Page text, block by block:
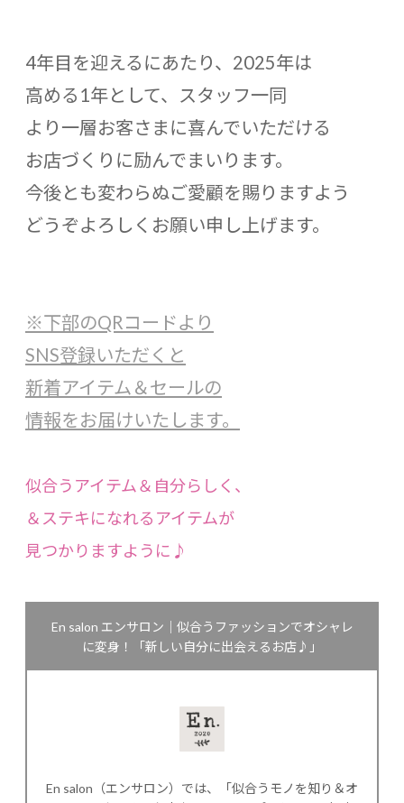
4年目を迎えるにあたり、2025年は
高める1年として、スタッフ一同
より一層お客さまに喜んでいただける
お店づくりに励んでまいります。
今後とも変わらぬご愛顧を賜りますよう
どうぞよろしくお願い申し上げます。
※下部のQRコードより
SNS登録いただくと
新着アイテム＆セールの
情報をお届けいたします。
似合うアイテム＆自分らしく、
＆ステキになれるアイテムが
見つかりますように♪
En salon エンサロン｜似合うファッションでオシャレ
に変身！「新しい自分に出会えるお店♪」
En salon（エンサロン）では、「似合うモノを知り＆オ